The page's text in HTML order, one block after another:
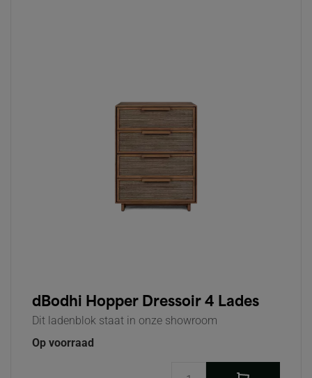
dBodhi Hopper Dressoir 4 Lades
Dit ladenblok staat in onze showroom
Op voorraad